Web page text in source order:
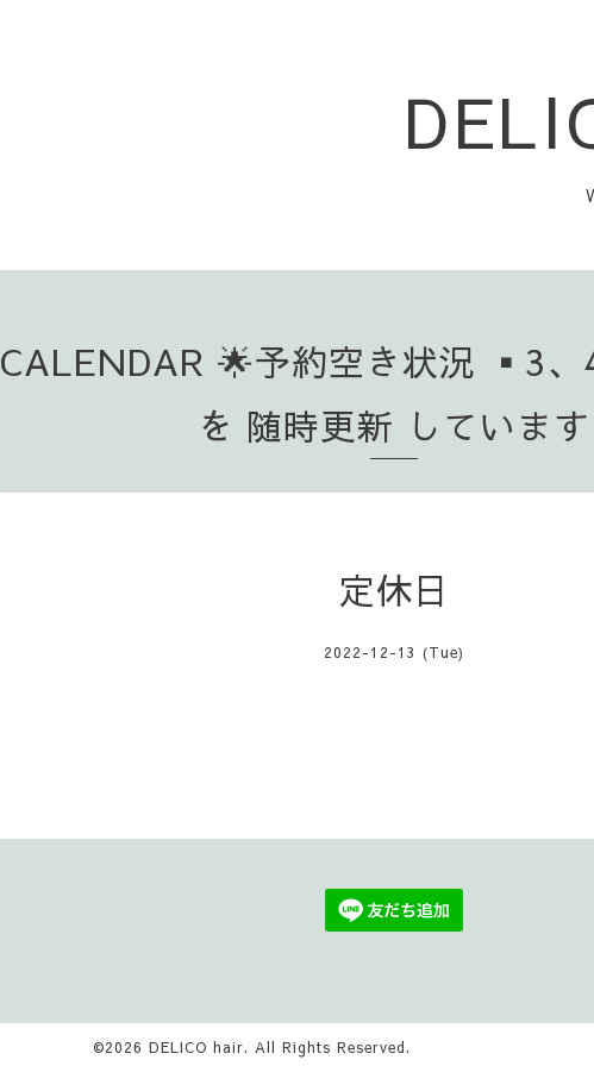
CALENDAR 🌟予約空き状況 ▪️3、
を 随時更新 しています
定休日
2022-12-13 (Tue)
©2026 DELICO hair. All Rights Reserved.